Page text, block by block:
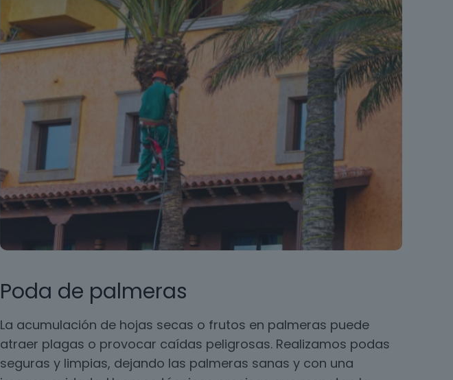
Poda de palmeras
La acumulación de hojas secas o frutos en palmeras puede
atraer plagas o provocar caídas peligrosas. Realizamos podas
seguras y limpias, dejando las palmeras sanas y con una